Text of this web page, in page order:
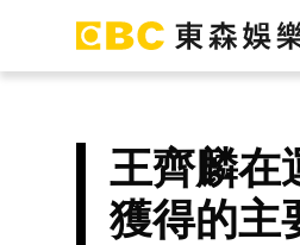
王齊麟在
獲得的主